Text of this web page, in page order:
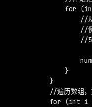
for (int j =
//从i*i开始去除
//例如
//5的2倍（10）
num[j-1] = 1;
}
}
//遍历数组，把值
for (int i = 0;